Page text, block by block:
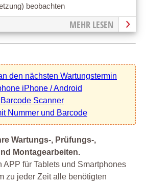
beobachten
MEHR LESEN
den nächsten Wartungstermin
iPhone / Android
Scanner
Nummer und Barcode
Wartungs-, Prüfungs-,
Montagearbeiten.
APP für Tablets und Smartphones
zu jeder Zeit alle benötigten